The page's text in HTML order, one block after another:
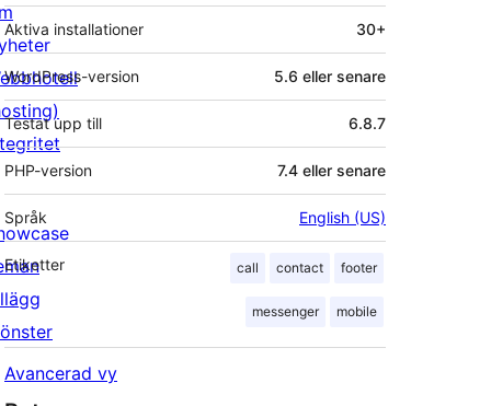
Aktiva installationer 30+
WordPress-version 5.6 eller senare
Testat upp till 6.8.7
PHP-version 7.4 eller senare
Språk English (US)
Etiketter call contact footer
messenger mobile
Avancerad vy